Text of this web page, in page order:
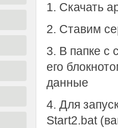
1. Скачать
2. Ставим
3. В папке с
его
данные
4. Для
Start2.bat